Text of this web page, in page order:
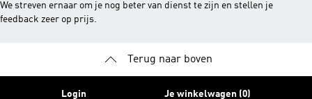
We streven ernaar om je nog beter van dienst te zijn en stellen je
feedback zeer op prijs.
Terug naar boven
Login Je winkelwagen (0)